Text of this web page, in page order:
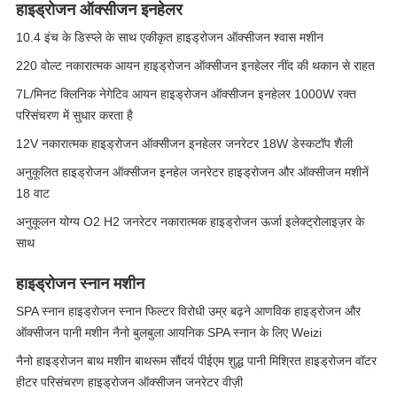
हाइड्रोजन ऑक्सीजन इनहेलर
10.4 इंच के डिस्प्ले के साथ एकीकृत हाइड्रोजन ऑक्सीजन श्वास मशीन
220 वोल्ट नकारात्मक आयन हाइड्रोजन ऑक्सीजन इनहेलर नींद की थकान से राहत
7L/मिनट क्लिनिक नेगेटिव आयन हाइड्रोजन ऑक्सीजन इनहेलर 1000W रक्त
परिसंचरण में सुधार करता है
12V नकारात्मक हाइड्रोजन ऑक्सीजन इनहेलर जनरेटर 18W डेस्कटॉप शैली
अनुकूलित हाइड्रोजन ऑक्सीजन इनहेल जनरेटर हाइड्रोजन और ऑक्सीजन मशीनें
18 वाट
अनुकूलन योग्य O2 H2 जनरेटर नकारात्मक हाइड्रोजन ऊर्जा इलेक्ट्रोलाइज़र के
साथ
हाइड्रोजन स्नान मशीन
SPA स्नान हाइड्रोजन स्नान फिल्टर विरोधी उम्र बढ़ने आणविक हाइड्रोजन और
ऑक्सीजन पानी मशीन नैनो बुलबुला आयनिक SPA स्नान के लिए Weizi
नैनो हाइड्रोजन बाथ मशीन बाथरूम सौंदर्य पीईएम शुद्ध पानी मिश्रित हाइड्रोजन वॉटर
हीटर परिसंचरण हाइड्रोजन ऑक्सीजन जनरेटर वीज़ी